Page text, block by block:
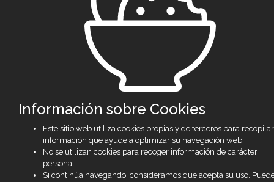
Información sobre Cookies
Este sitio web utiliza cookies propias y de terceros para recopilar
información que ayude a optimizar su navegación web.
No se utilizan cookies para recoger información de carácter
personal.
Si continúa navegando, consideramos que acepta su uso.